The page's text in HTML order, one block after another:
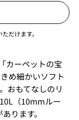
だけます。
カーペットの宝
め細かいソフト
おもてなしのリ
（10mmルー
ります。